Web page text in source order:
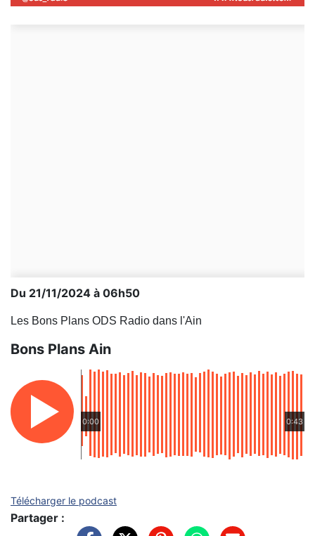
Du 21/11/2024 à 06h50
Les Bons Plans ODS Radio dans l'Ain
Bons Plans Ain
0:00 0:43
Télécharger le podcast
Partager :